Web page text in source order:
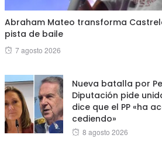
Abraham Mateo transforma
pista de baile
Posted
7 agosto 2026
Nueva batalla por
Diputación pide
dice que el PP «ha
cediendo»
Posted
8 agosto 2026